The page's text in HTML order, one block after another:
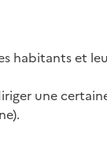
habitants et
une